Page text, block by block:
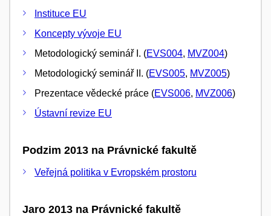
Instituce EU
Koncepty vývoje EU
Metodologický seminář I. (EVS004, MVZ004)
Metodologický seminář II. (EVS005, MVZ005)
Prezentace vědecké práce (EVS006, MVZ006)
Ústavní revize EU
Podzim 2013 na Právnické fakultě
Veřejná politika v Evropském prostoru
Jaro 2013 na Právnické fakultě